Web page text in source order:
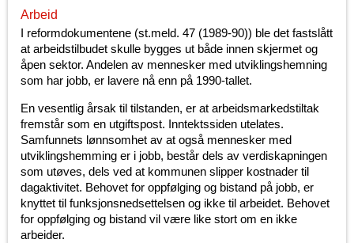
Arbeid
I reformdokumentene (st.meld. 47 (1989-90)) ble det fastslått
at arbeidstilbudet skulle bygges ut både innen skjermet og
åpen sektor. Andelen av mennesker med utviklingshemning
som har jobb, er lavere nå enn på 1990-tallet.
En vesentlig årsak til tilstanden, er at arbeidsmarkedstiltak
fremstår som en utgiftspost. Inntektssiden utelates.
Samfunnets lønnsomhet av at også mennesker med
utviklingshemming er i jobb, består dels av verdiskapningen
som utøves, dels ved at kommunen slipper kostnader til
dagaktivitet. Behovet for oppfølging og bistand på jobb, er
knyttet til funksjonsnedsettelsen og ikke til arbeidet. Behovet
for oppfølging og bistand vil være like stort om en ikke
arbeider.